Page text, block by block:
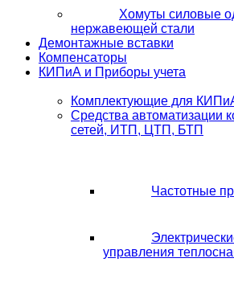
Хомуты силовые
нержавеющей стали
Демонтажные вставки
Компенсаторы
КИПиА и Приборы учета
Комплектующие для
Средства автоматизации
сетей, ИТП, ЦТП, БТП
Частотные
управления